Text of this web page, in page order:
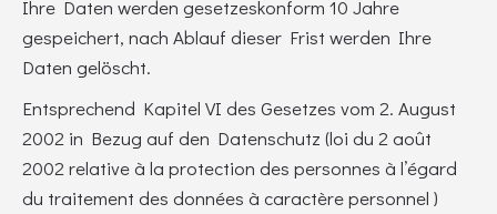
Ihre Daten werden gesetzeskonform 10 Jahre
gespeichert, nach Ablauf dieser Frist werden Ihre
Daten gelöscht.
Entsprechend Kapitel VI des Gesetzes vom 2. August
2002 in Bezug auf den Datenschutz (loi du 2 août
2002 relative à la protection des personnes à l’égard
du traitement des données à caractère personnel )